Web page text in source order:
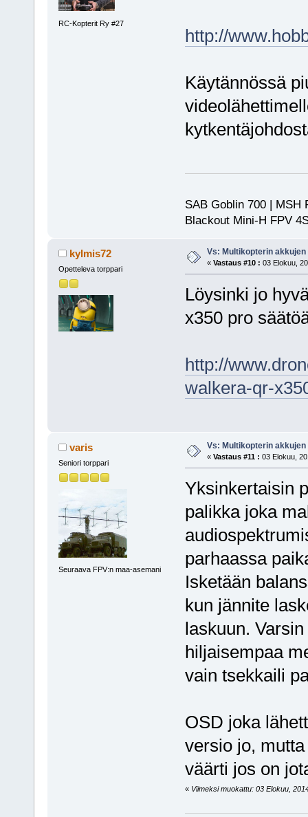
RC-Kopterit Ry #27
http://
Käytännössä
SAB Goblin 700 | MSH
Blackout Mini-H FPV
kylmis72
Opetteleva torppari
Vs: Multikopterin
« Vastaus #10 : 03 Elokuu,
Löysinki jo
x350 pro
http://
walkera-qr-
varis
Seniori torppari
Seuraava FPV:n maa-asemani
Vs: Multikopterin
« Vastaus #11 : 03 Elokuu,
Yksinkertaisin
palikka joka
parhaassa
Isketään
kun jännite
laskuun.
hiljaisempaa
vain tsekkaili
OSD joka
versio jo,
väärti jos on
« Viimeksi muokattu: 03 Elokuu,